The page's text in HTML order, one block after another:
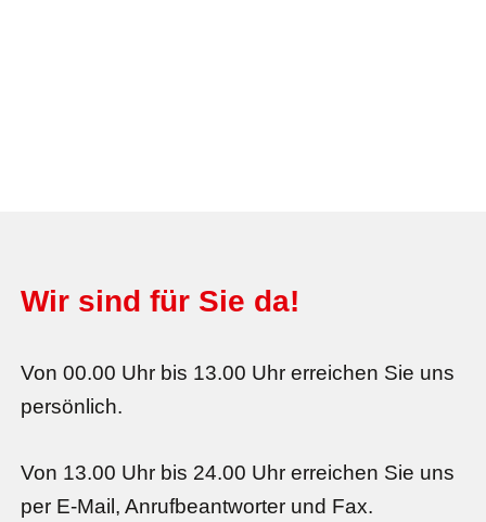
Wir sind für Sie da!
Von 00.00 Uhr bis 13.00 Uhr erreichen Sie uns
persönlich.
Von 13.00 Uhr bis 24.00 Uhr erreichen Sie uns
per E-Mail, Anrufbeantworter und Fax.